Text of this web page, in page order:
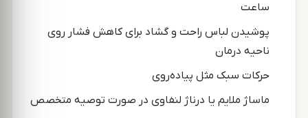
ساعت
پوشیدن لباس راحت و گشاد برای کاهش فشار روی
ناحیه درمان
حرکات سبک مثل پیاده‌روی
ماساژ ملایم یا درناژ لنفاوی در صورت توصیه متخصص